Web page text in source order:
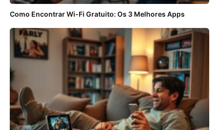
Como Encontrar Wi-Fi Gratuito: Os 3 Melhores Apps